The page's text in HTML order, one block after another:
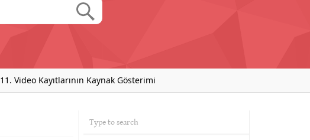
Video Kayıtlarının Kaynak Gösterimi